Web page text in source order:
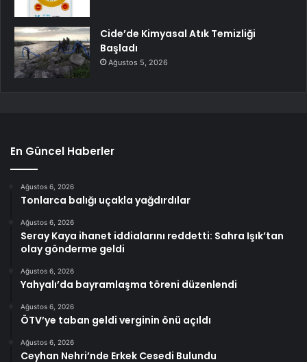
Cide’de Kimyasal Atık Temizliği
Başladı
Ağustos 5, 2026
En Güncel Haberler
Ağustos 6, 2026
Tonlarca balığı uçakla yağdırdılar
Ağustos 6, 2026
Seray Kaya ihanet iddialarını reddetti: Sahra Işık’tan
olay gönderme geldi
Ağustos 6, 2026
Yahyalı’da bayramlaşma töreni düzenlendi
Ağustos 6, 2026
ÖTV’ye taban geldi verginin önü açıldı
Ağustos 6, 2026
Ceyhan Nehri’nde Erkek Cesedi Bulundu